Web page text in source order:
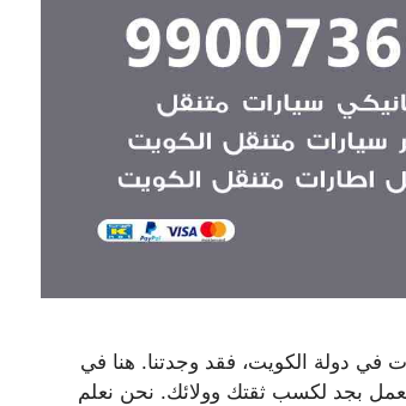
في دولة الكويت، فقد وجدتنا. هنا في
بجد لكسب ثقتك وولائك. نحن نعلم